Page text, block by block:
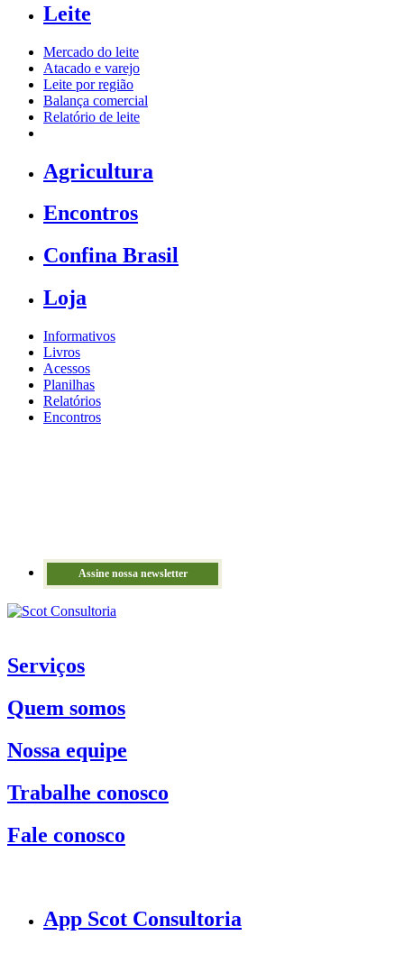
Leite
Mercado do leite
Atacado e varejo
Leite por região
Balança comercial
Relatório de leite
Agricultura
Encontros
Confina Brasil
Loja
Informativos
Livros
Acessos
Planilhas
Relatórios
Encontros
Assine nossa newsletter
Serviços
Quem somos
Nossa equipe
Trabalhe conosco
Fale conosco
App Scot Consultoria